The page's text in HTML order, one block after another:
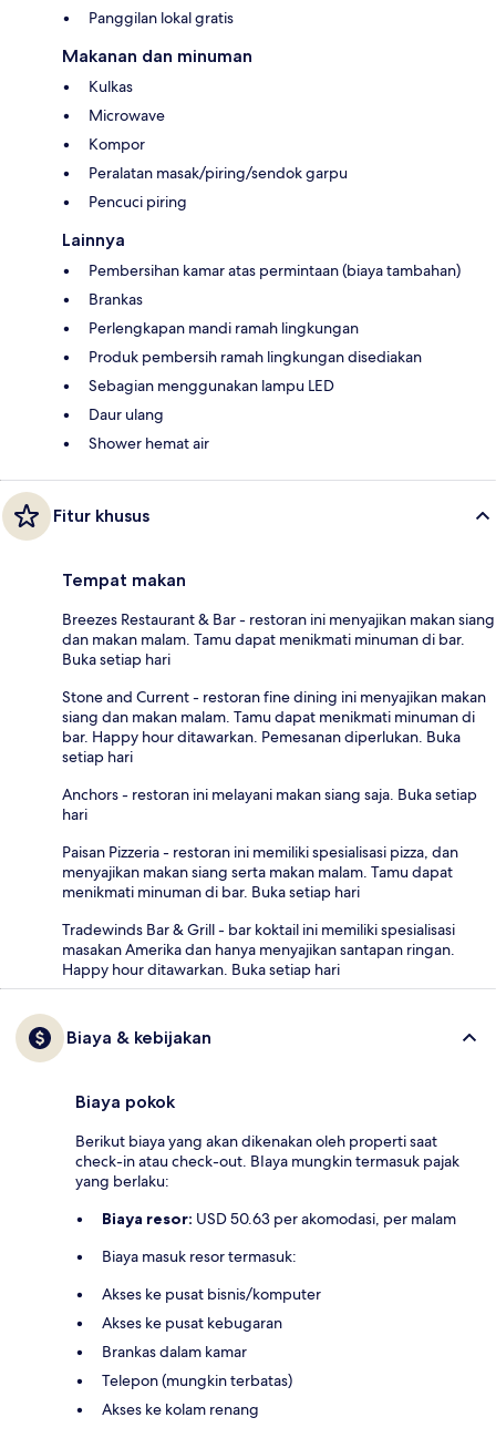
Panggilan lokal gratis
Makanan dan minuman
Kulkas
Microwave
Kompor
Peralatan masak/piring/sendok garpu
Pencuci piring
Lainnya
Pembersihan kamar atas permintaan (biaya tambahan)
Brankas
Perlengkapan mandi ramah lingkungan
Produk pembersih ramah lingkungan disediakan
Sebagian menggunakan lampu LED
Daur ulang
Shower hemat air
Fitur khusus
Tempat makan
Breezes Restaurant & Bar - restoran ini menyajikan makan siang
dan makan malam. Tamu dapat menikmati minuman di bar.
Buka setiap hari
Stone and Current - restoran fine dining ini menyajikan makan
siang dan makan malam. Tamu dapat menikmati minuman di
bar. Happy hour ditawarkan. Pemesanan diperlukan. Buka
setiap hari
Anchors - restoran ini melayani makan siang saja. Buka setiap
hari
Paisan Pizzeria - restoran ini memiliki spesialisasi pizza, dan
menyajikan makan siang serta makan malam. Tamu dapat
menikmati minuman di bar. Buka setiap hari
Tradewinds Bar & Grill - bar koktail ini memiliki spesialisasi
masakan Amerika dan hanya menyajikan santapan ringan.
Happy hour ditawarkan. Buka setiap hari
Biaya & kebijakan
Biaya pokok
Berikut biaya yang akan dikenakan oleh properti saat
check-in atau check-out. BIaya mungkin termasuk pajak
yang berlaku:
Biaya resor: USD 50.63 per akomodasi, per malam
Biaya masuk resor termasuk:
Akses ke pusat bisnis/komputer
Akses ke pusat kebugaran
Brankas dalam kamar
Telepon (mungkin terbatas)
Akses ke kolam renang